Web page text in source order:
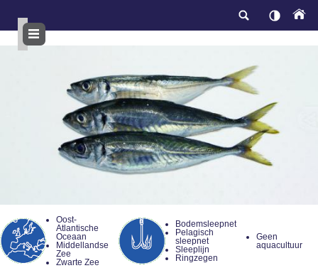
inhoud
Oost-
Atlantische
Oceaan
Middellandse
Zee
Zwarte Zee
Bodemsleepnet
Pelagisch
sleepnet
Sleeplijn
Ringzegen
Geen
aquacultuur